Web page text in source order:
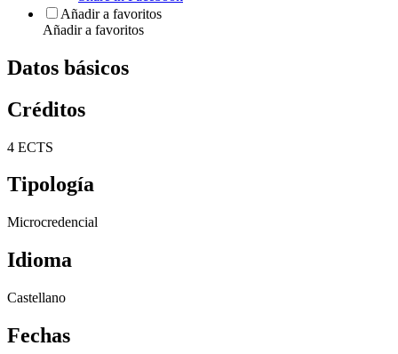
Añadir a favoritos
Añadir a favoritos
Datos básicos
Créditos
4 ECTS
Tipología
Microcredencial
Idioma
Castellano
Fechas